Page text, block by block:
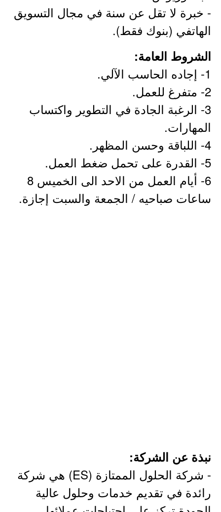
- خبرة لا تقل عن سنة في مجال التسويق
الهاتفي (بنوك فقط).
الشروط العامة:
1- إجاده الحاسب الآلي.
2- متفرغ للعمل.
3- الرغبة الجادة في التطوير واكتساب
المهارات.
4- اللباقة وحسن المظهر.
5- القدرة على تحمل ضغط العمل.
6- أيام العمل من الاحد الى الخميس 8
ساعات صباحيه / الجمعة والسبت إجازة.
نبذة عن الشركة:
- شركة الحلول الممتازة (ES) هي شركة
رائدة في تقديم خدمات وحلول عالية